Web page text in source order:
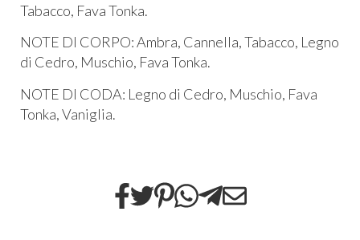
Tabacco, Fava Tonka.
NOTE DI CORPO: Ambra, Cannella, Tabacco, Legno
di Cedro, Muschio, Fava Tonka.
NOTE DI CODA: Legno di Cedro, Muschio, Fava
Tonka, Vaniglia.